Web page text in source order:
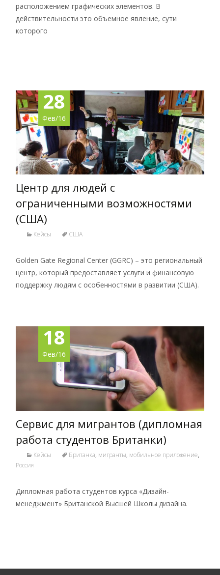
расположением графических элементов. В
действительности это объемное явление, сути
которого
28
Фев/16
Центр для людей с
ограниченными возможностями
(США)
Кейсы США
Golden Gate Regional Center (GGRC) – это региональный
центр, который предоставляет услуги и финансовую
поддержку людям с особенностями в развитии (США).
18
Фев/16
Сервис для мигрантов (дипломная
работа студентов Британки)
Кейсы Британка, мигранты, мобильное приложение,
Россия
Дипломная работа студентов курса «Дизайн-
менеджмент» Британской Высшей Школы дизайна.